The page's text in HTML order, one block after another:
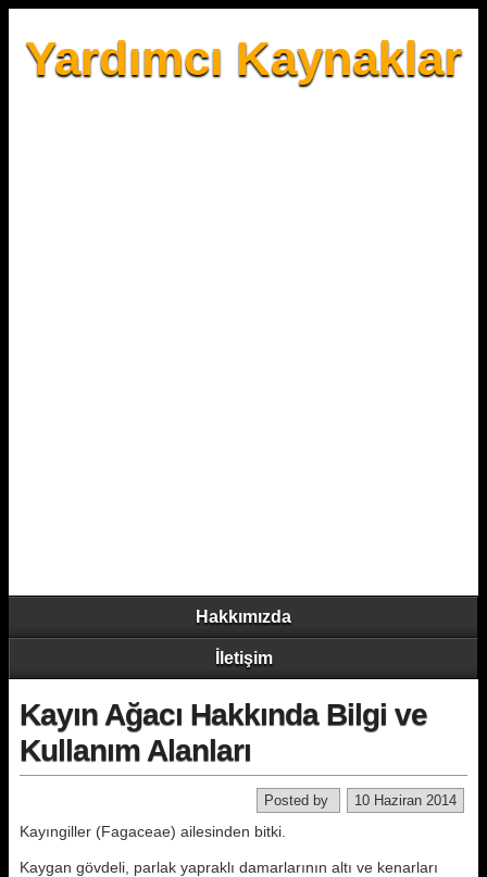
Yardımcı Kaynaklar
Hakkımızda
İletişim
Kayın Ağacı Hakkında Bilgi ve
Kullanım Alanları
10 Haziran 2014
Posted by
Kayıngiller (Fagaceae) ailesinden bit­ki.
Kaygan gövdeli, parlak yapraklı da­marlarının altı ve kenarları